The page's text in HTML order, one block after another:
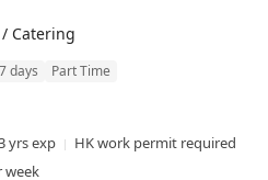
Catering
days Part Time
yrs exp
HK work permit required
week